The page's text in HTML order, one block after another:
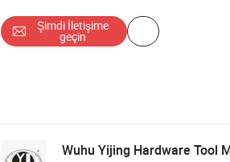
Şimdi İletişime
geçin
Wuhu Yijing Hardware Tool